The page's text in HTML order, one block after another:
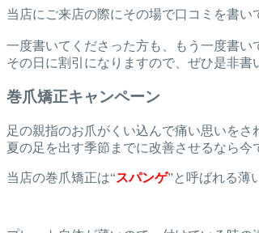
当店にご来店の際にその場で口コミを書
一度書いてくださった方も、もう一度書い
その日に割引になりますので、ぜひ是非書
巻爪矯正キャンペーン
足の親指のお爪がくい込んで痛い思いをさ
夏の足を出す季節までに改善させるなら今
当店の巻爪矯正は“スパンゲ”と呼ばれる薄